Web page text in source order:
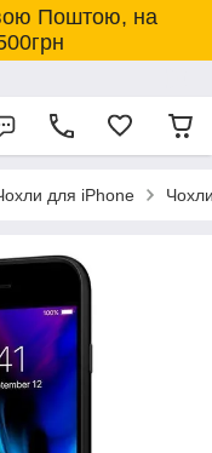
Поштою, на
для iPhone